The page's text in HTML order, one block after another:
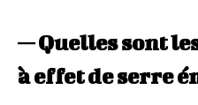
— Quelles sont
à effet de serre